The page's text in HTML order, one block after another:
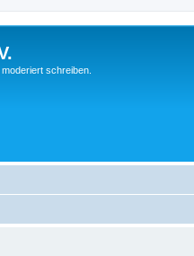
schreiben.